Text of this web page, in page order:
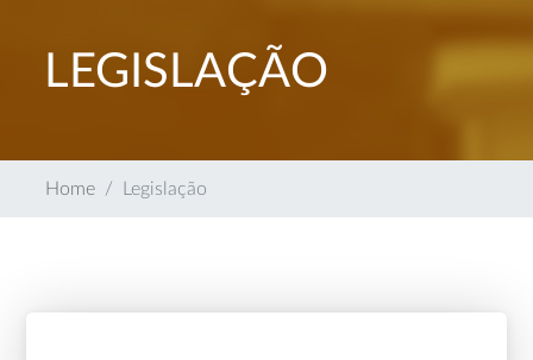
LEGISLAÇÃO
Home Legislação